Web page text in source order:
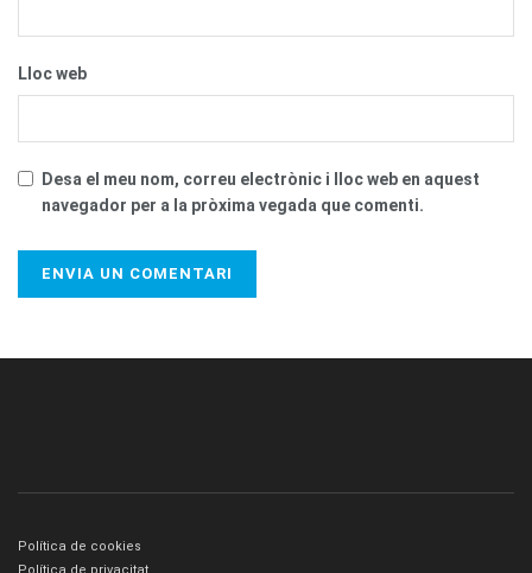
Lloc web
Desa el meu nom, correu electrònic i lloc web en aquest
navegador per a la pròxima vegada que comenti.
Política de cookies